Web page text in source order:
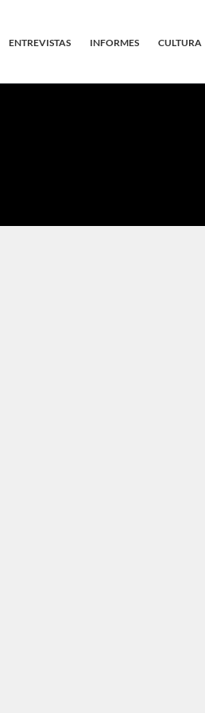
ENTREVISTAS INFORMES CULTURA